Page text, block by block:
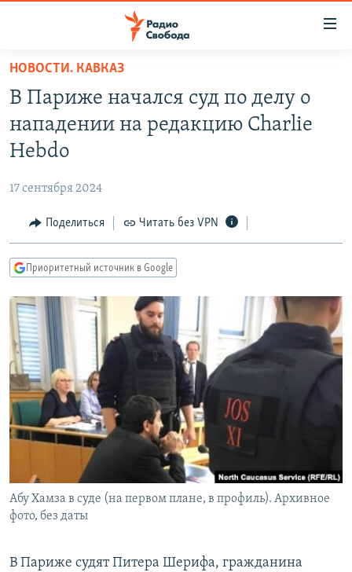
упрощенного
доступа
основному
Вернутся
Вернутся
поиску
ПОДКАСТЫ
АВТОРСКИЕ ПРОЕКТЫ
МНЕНИЯ
КУЛЬТУРА
КАВКАЗ.РЕАЛИИ
СЕВЕР.РЕАЛИИ
СИБИРЬ.РЕАЛИИ
РАСПИСАНИЕ ВЕЩАНИЯ
ПОДПИШИТЕСЬ НА РАССЫЛКУ
СОЦИАЛЬНЫЕ СЕТИ
НОВОСТИ. КАВКАЗ
В Париже начался суд по делу о
нападении на редакцию Charlie
Hebdo
17 сентября 2024
Поделиться Читать без VPN
Приоритетный источник в Google
Абу Хамза в суде (на первом плане, в профиль). Архивное
фото, без даты
В Париже судят Питера Шерифа, гражданина